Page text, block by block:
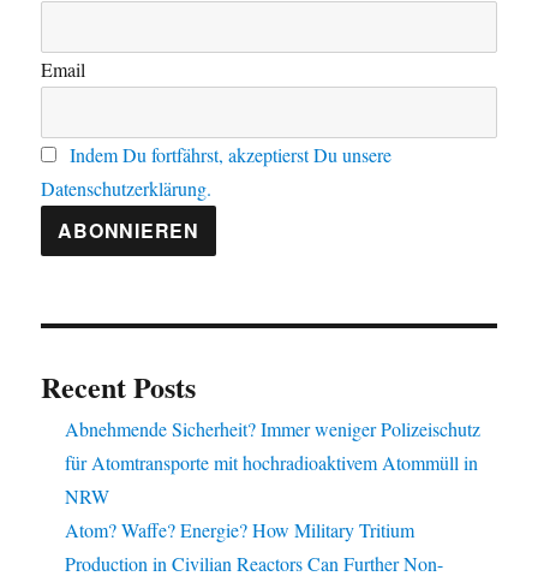
Email
Indem Du fortfährst, akzeptierst Du unsere
Datenschutzerklärung.
Recent Posts
Abnehmende Sicherheit? Immer weniger Polizeischutz
für Atomtransporte mit hochradioaktivem Atommüll in
NRW
Atom? Waffe? Energie? How Military Tritium
Production in Civilian Reactors Can Further Non-